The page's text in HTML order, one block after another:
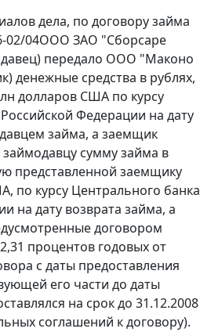
дела, по договору займа
02/04ООО ЗАО "Сборсаре
передало ООО "Маконо
денежные средства в рублях,
долларов США по курсу
Федерации на дату
займа, а заемщик
займодавцу сумму займа в
представленной заемщику
по курсу Центрального банка
на дату возврата займа, а
договором
процентов годовых от
с даты предоставления
его части до даты
на срок до 31.12.2008
соглашений к договору).